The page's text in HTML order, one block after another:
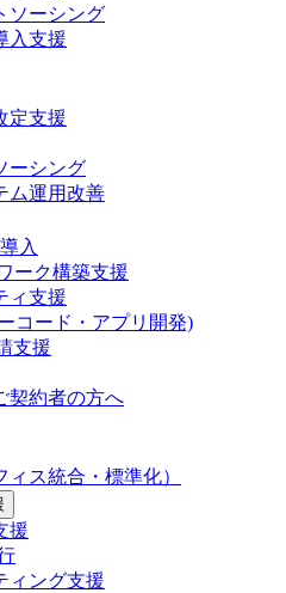
ソーシング
入支援
定支援
ーシング
ム運用改善
入
ーク構築支援
ィ支援
コード・アプリ開発)
支援
契約者の方へ
ス統合・標準化）
援
ィング支援